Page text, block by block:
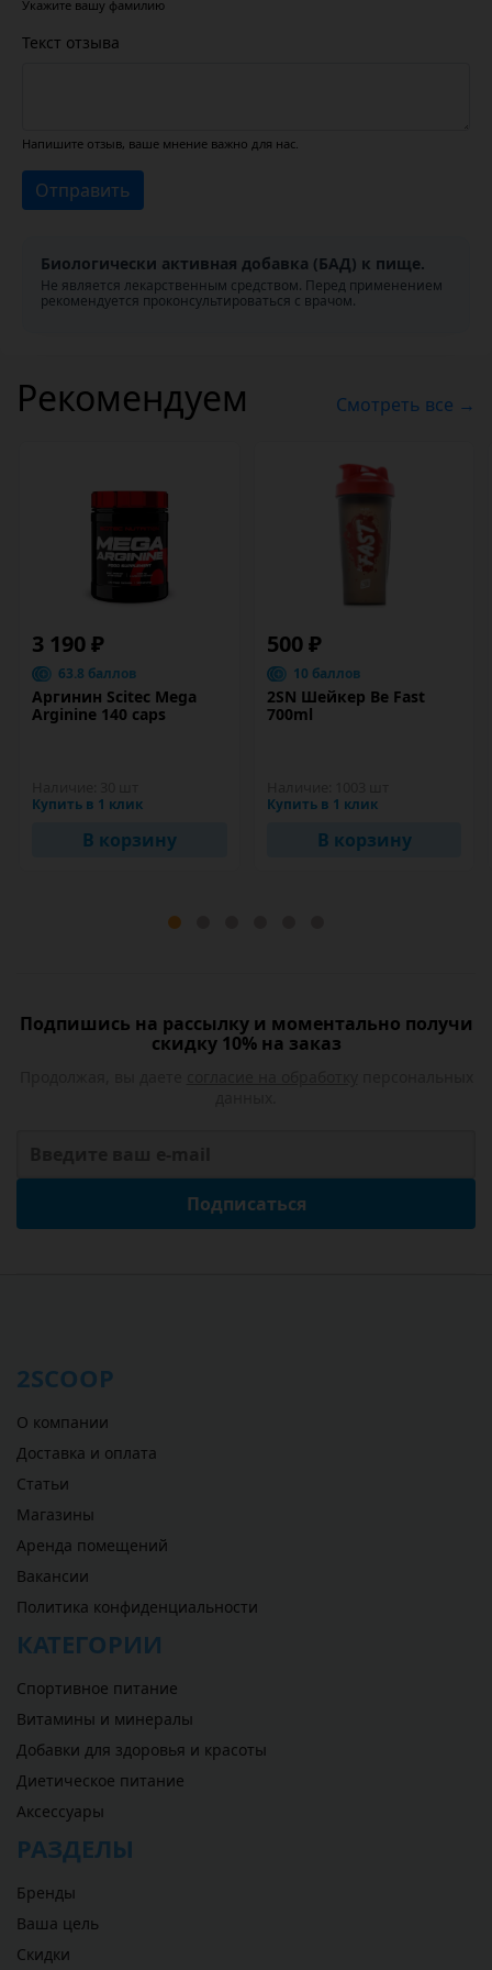
Укажите вашу фамилию
Текст отзыва
Напишите отзыв, ваше мнение важно для нас.
Отправить
Биологически активная добавка (БАД) к пище.
Не является лекарственным средством. Перед применением
рекомендуется проконсультироваться с врачом.
Рекомендуем Смотреть все →
3 190 ₽
63.8 баллов
Аргинин Scitec Mega
Arginine 140 caps
Купить в 1 клик
В корзину
500 ₽
10 баллов
2SN Шейкер Be Fast
700ml
Купить в 1 клик
В корзину
Подпишись на рассылку и моментально получи
скидку 10% на заказ
Подписаться
2SCOOP
О компании
Доставка и оплата
Статьи
Магазины
Аренда помещений
Вакансии
Политика конфиденциальности
КАТЕГОРИИ
Спортивное питание
Витамины и минералы
Добавки для здоровья и красоты
Диетическое питание
Аксессуары
РАЗДЕЛЫ
Бренды
Ваша цель
Скидки